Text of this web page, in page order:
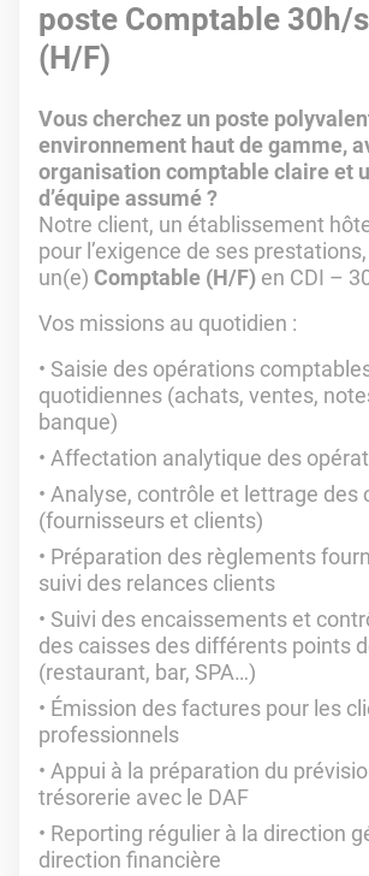
poste Comptable 30h/
(H/F)
Vous cherchez un poste
environnement haut de gamme,
organisation comptable claire et
d’équipe assumé ?
Notre client, un établissement
pour l’exigence de ses
un(e) Comptable (H/F) en CDI –
Vos missions au quotidien :
Saisie des opérations
quotidiennes (achats, ventes,
banque)
Affectation analytique des
Analyse, contrôle et lettrage des
(fournisseurs et clients)
Préparation des règlements
suivi des relances clients
Suivi des encaissements et
des caisses des différents points
(restaurant, bar, SPA…)
Émission des factures pour les
professionnels
Appui à la préparation du
trésorerie avec le DAF
Reporting régulier à la direction
direction financière